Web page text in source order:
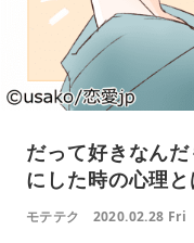
だって好きなん
にした時の心理と
モテテク 2020.02.28 Fri